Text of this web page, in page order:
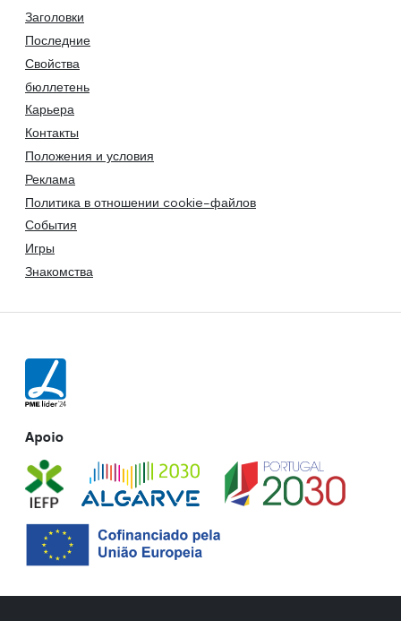
Заголовки
Последние
Свойства
бюллетень
Карьера
Контакты
Положения и условия
Реклама
Политика в отношении cookie-файлов
События
Игры
Знакомства
Apoio